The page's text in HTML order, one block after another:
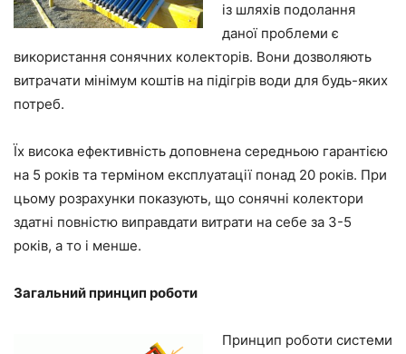
із шляхів подолання
даної проблеми є
використання сонячних колекторів. Вони дозволяють
витрачати мінімум коштів на підігрів води для будь-яких
потреб.
Їх висока ефективність доповнена середньою гарантією
на 5 років та терміном експлуатації понад 20 років. При
цьому розрахунки показують, що сонячні колектори
здатні повністю виправдати витрати на себе за 3-5
років, а то і менше.
Загальний принцип роботи
Принцип роботи системи